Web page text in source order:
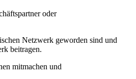
oder
Netzwerk geworden sind und
beitragen.
mitmachen und